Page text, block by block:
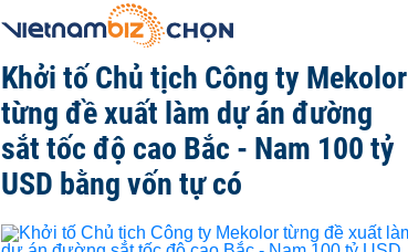
Khởi tố Chủ tịch Công ty Mekolor
từng đề xuất làm dự án đường
sắt tốc độ cao Bắc - Nam 100 tỷ
USD bằng vốn tự có